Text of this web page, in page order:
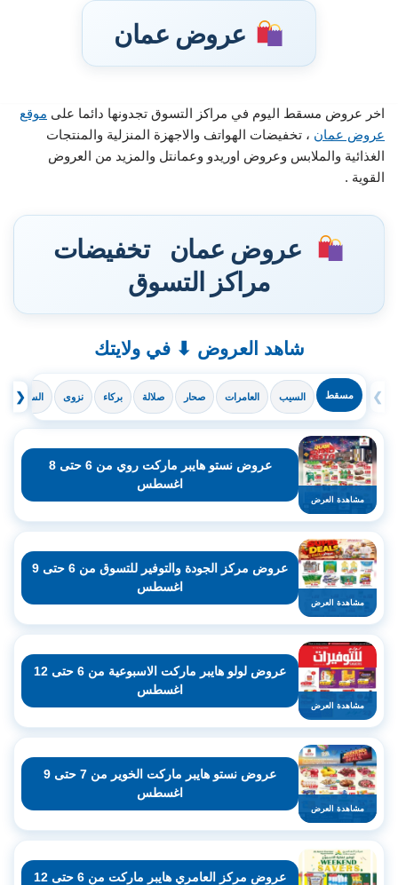
عروض عمان
تخطى
إلى
المحتوى
اخر عروض مسقط اليوم في مراكز التسوق تجدونها دائما على موقع
عروض عمان ، تخفيضات الهواتف والاجهزة المنزلية والمنتجات
الغذائية والملابس وعروض اوريدو وعمانتل والمزيد من العروض
القوية .
عروض عمان
تخفيضات
مراكز التسوق
شاهد العروض ⬇ في ولايتك
❮ مسقط السيب العامرات صحار صلالة بركاء نزوى السويق ❯
مشاهدة العرض
عروض نستو هايبر ماركت روي من 6 حتى 8
اغسطس
مشاهدة العرض
عروض مركز الجودة والتوفير للتسوق من 6 حتى 9
اغسطس
مشاهدة العرض
عروض لولو هايبر ماركت الاسبوعية من 6 حتى 12
اغسطس
مشاهدة العرض
عروض نستو هايبر ماركت الخوير من 7 حتى 9
اغسطس
عروض مركز العامري هايبر ماركت من 6 حتى 12